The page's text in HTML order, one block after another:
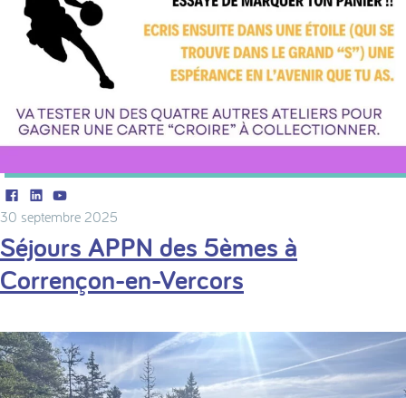
Facebook
LinkedInYoutube
30 septembre 2025
Séjours APPN des 5èmes à
Corrençon-en-Vercors